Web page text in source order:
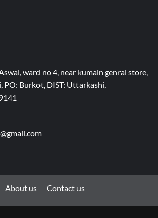
ward no 4, near kumain genral store,
PO: Burkot, DIST: Uttarkashi,
About us Contact us